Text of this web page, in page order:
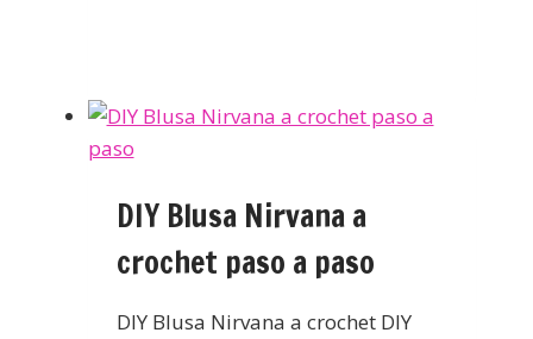
DIY Blusa Nirvana a
crochet paso a paso
DIY Blusa Nirvana a crochet DIY